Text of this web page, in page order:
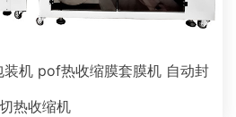
机 pof热收缩膜套膜机 自动封
切热收缩机